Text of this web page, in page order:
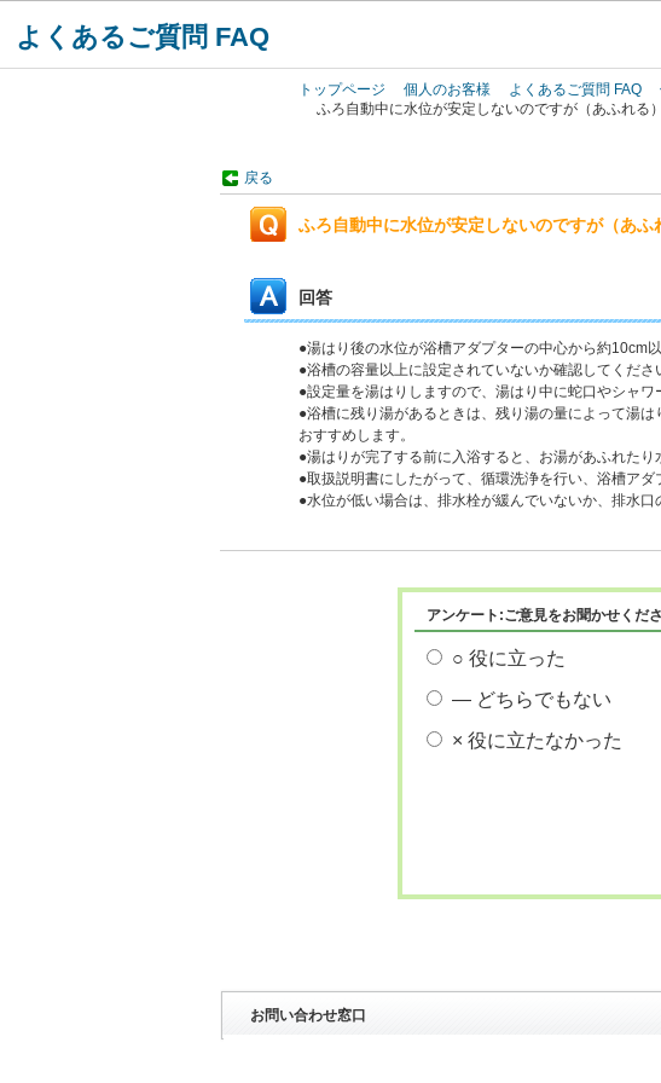
よくあるご質問 FAQ
トップページ 個人のお客様 よくあるご質問 FAQ
ふろ自動中に水位が安定しないのですが（あふれる）
戻る
ふろ自動中に水位が安定しないのですが（あふ
回答
●湯はり後の水位が浴槽アダプターの中心から約10cm
●浴槽の容量以上に設定されていないか確認してくださ
●設定量を湯はりしますので、湯はり中に蛇口やシャワ
●浴槽に残り湯があるときは、残り湯の量によって湯
おすすめします。
●湯はりが完了する前に入浴すると、お湯があふれたり
●取扱説明書にしたがって、循環洗浄を行い、浴槽ア
●水位が低い場合は、排水栓が緩んでいないか、排水
アンケート:ご意見をお聞かせくだ
○ 役に立った
― どちらでもない
× 役に立たなかった
お問い合わせ窓口